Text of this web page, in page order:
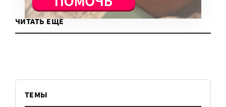
ЧИТАТЬ ЕЩЕ
ТЕМЫ